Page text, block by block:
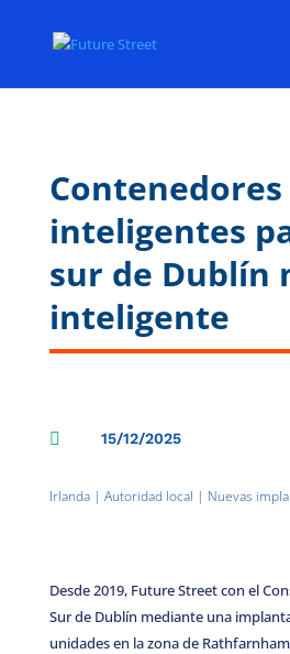
Contenedores
inteligentes
sur de Dublín
inteligente
 15/12/2025
Irlanda| Autoridad local | Nuevas
Desde 2019, Future Street con el
Sur de Dublín mediante una
unidades en la zona de